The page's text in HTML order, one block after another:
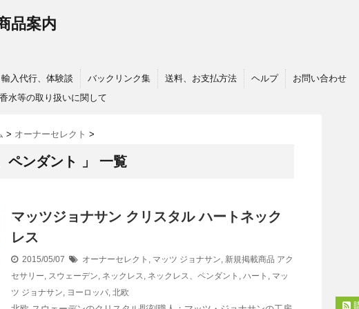
品案内
輸入代行、体験談 バックリンク集 送料、お支払方法 ヘルプ
お問い合わせ
水等の取り扱いに関して
> オーナーセレクト >
ペンダント 」 一覧
マッツジョナサン クリスタル ハートネック
レス
2015/05/07 オーナーセレクト , マッツ ジョナサン, 新規掲載商品 アク
セサリー, スウェーデン, ネックレス, ネックレス、ペンダント , ハート , マッ
ツ ジョナサン, ヨーロッパ, 北欧